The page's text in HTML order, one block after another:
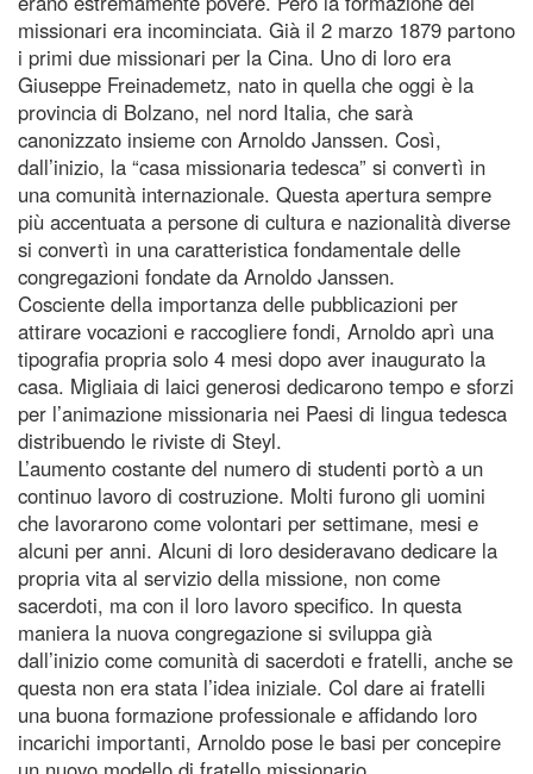
missionari era incominciata. Già il 2 marzo 1879 partono
i primi due missionari per la Cina. Uno di loro era
Giuseppe Freinademetz, nato in quella che oggi è la
provincia di Bolzano, nel nord Italia, che sarà
canonizzato insieme con Arnoldo Janssen. Così,
dall’inizio, la “casa missionaria tedesca” si convertì in
una comunità internazionale. Questa apertura sempre
più accentuata a persone di cultura e nazionalità diverse
si convertì in una caratteristica fondamentale delle
congregazioni fondate da Arnoldo Janssen.
Cosciente della importanza delle pubblicazioni per
attirare vocazioni e raccogliere fondi, Arnoldo aprì una
tipografia propria solo 4 mesi dopo aver inaugurato la
casa. Migliaia di laici generosi dedicarono tempo e sforzi
per l’animazione missionaria nei Paesi di lingua tedesca
distribuendo le riviste di Steyl.
L’aumento costante del numero di studenti portò a un
continuo lavoro di costruzione. Molti furono gli uomini
che lavorarono come volontari per settimane, mesi e
alcuni per anni. Alcuni di loro desideravano dedicare la
propria vita al servizio della missione, non come
sacerdoti, ma con il loro lavoro specifico. In questa
maniera la nuova congregazione si sviluppa già
dall’inizio come comunità di sacerdoti e fratelli, anche se
questa non era stata l’idea iniziale. Col dare ai fratelli
una buona formazione professionale e affidando loro
incarichi importanti, Arnoldo pose le basi per concepire